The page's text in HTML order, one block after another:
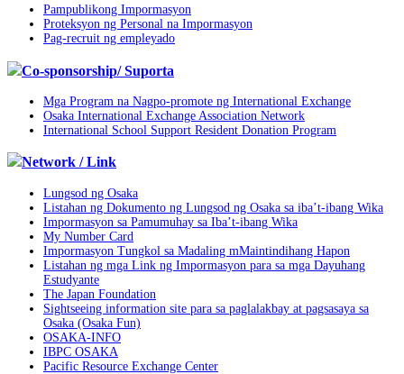
Pampublikong Impormasyon
Proteksyon ng Personal na Impormasyon
Pag-recruit ng empleyado
Co-sponsorship/ Suporta
Mga Program na Nagpo-promote ng International Exchange
Osaka International Exchange Association Network
International School Support Resident Donation Program
Network / Link
Lungsod ng Osaka
Listahan ng Dokumento ng Lungsod ng Osaka sa iba’t-ibang Wika
Impormasyon sa Pamumuhay sa Iba’t-ibang Wika
My Number Card
Impormasyon Tungkol sa Madaling mMaintindihang Hapon
Listahan ng mga Link ng Impormasyon para sa mga Dayuhang
Estudyante
The Japan Foundation
Sightseeing information site para sa paglalakbay at pagsasaya sa
Osaka (Osaka Fun)
OSAKA-INFO
IBPC OSAKA
Pacific Resource Exchange Center